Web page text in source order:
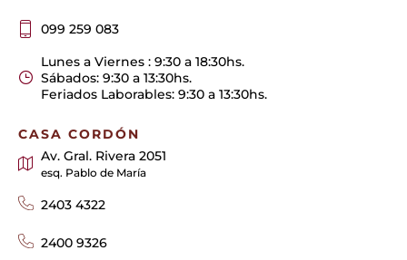
099 259 083
Lunes a Viernes : 9:30 a 18:30hs.
Sábados: 9:30 a 13:30hs.
Feriados Laborables: 9:30 a 13:30hs.
CASA CORDÓN
Av. Gral. Rivera 2051
esq. Pablo de María
2403 4322
2400 9326